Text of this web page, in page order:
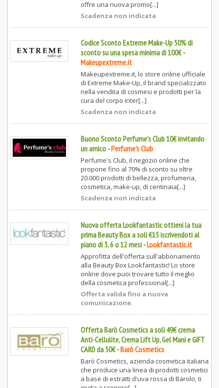
offre una nuova promo[...]
Scadenza non indicata
Codice Sconto Extreme Make-Up 50% di
sconto su una spesa minima di 100€-
Makeupextreme.it
Makeupextreme.it, lo store online ufficiale
di Extreme Make-Up, il brand specializzato
nella vendita di cosmesi e prodotti per la
cura del corpo inter[...]
Scadenza non indicata
Buono Sconto Perfume's Club 10€ invitando
un amico-Perfume's Club
Perfume's Club, il negozio online che
propone fino al 70% di sconto su oltre
20.000 prodotti di bellezza, profumeria,
cosmetica, make-up, di centinaia[...]
Scadenza non indicata
Nuova offerta Lookfantastic ottieni la tua
prima Beauty Box a soli €15 iscrivendoti al
piano di 3, 6 o 12 mesi-Lookfantastic.it
Approfitta dell'offerta sull'abbonamento
alla Beauty Box Lookfantastic! Lo store
online dove puoi trovare tutto il meglio
della cosmetica professional[...]
Offerta valida fino a nuova
comunicazione.
Offerta Barò Cosmetics a soli 49€ crema
Anti-Cellulite, Crema Lift Up, Gel Mani e GIFT
CARD da 50€-Barò Cosmetics
Barò Cosmetics, azienda cosmetica italiana
che produce una linea di prodotti cosmetici
a base di estratti d'uva rossa di Barolo, ti